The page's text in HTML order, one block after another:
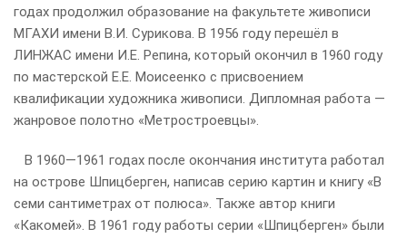
годах продолжил образование на факультете живописи
МГАХИ имени В.И. Сурикова. В 1956 году перешёл в
ЛИНЖАС имени И.Е. Репина, который окончил в 1960 году
по мастерской Е.Е. Моисеенко с присвоением
квалификации художника живописи. Дипломная работа —
жанровое полотно «Метростроевцы».
В 1960—1961 годах после окончания института работал
на острове Шпицберген, написав серию картин и книгу «В
семи сантиметрах от полюса». Также автор книги
«Какомей». В 1961 году работы серии «Шпицберген» были